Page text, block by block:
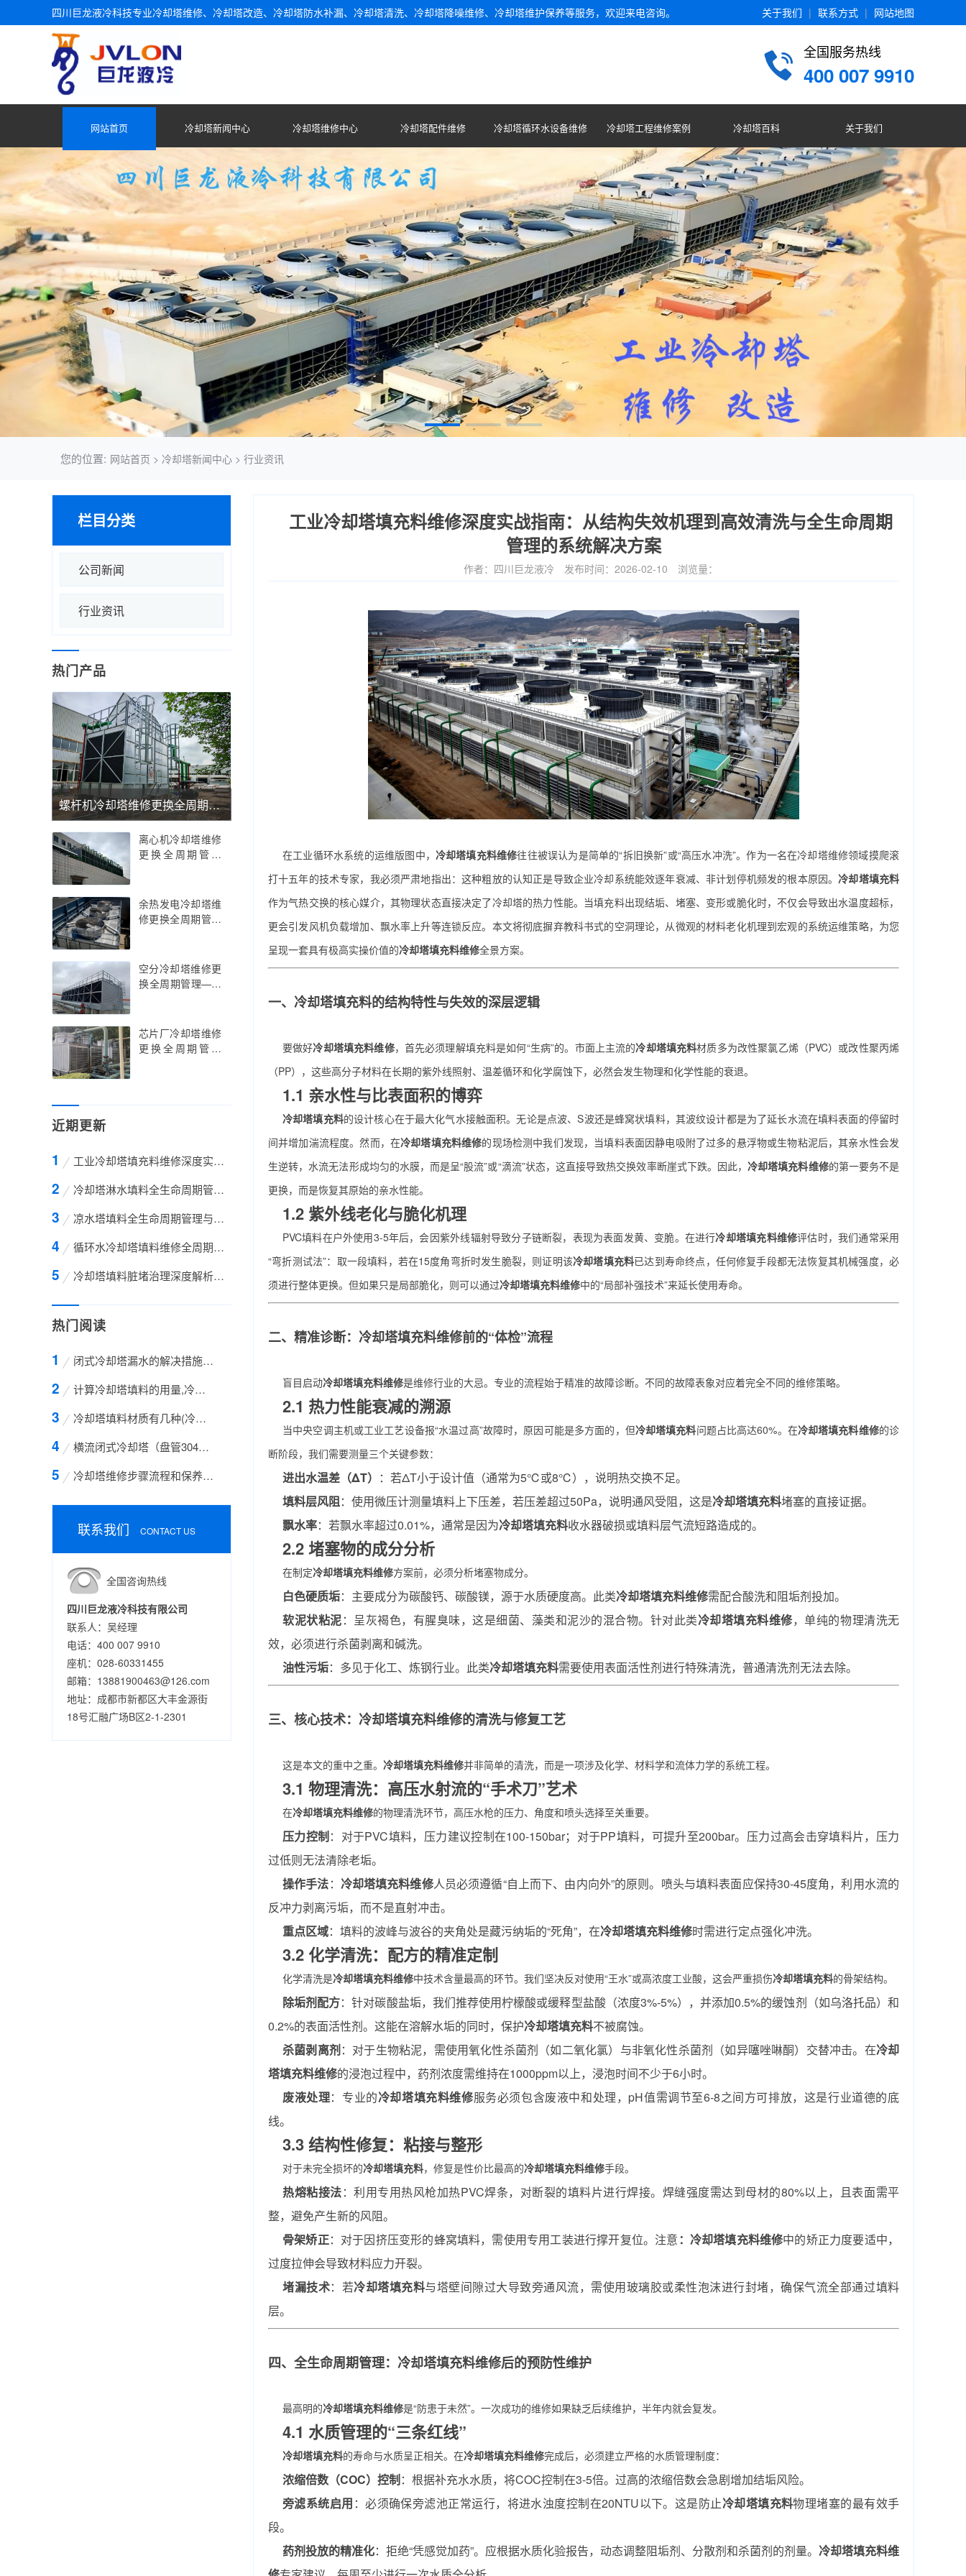
关于我们 | 联系方式 | 网站地图
四川巨龙液冷科技专业冷却塔维修、冷却塔改造、冷却塔防水补漏、冷却塔清洗、冷却塔降噪维修、冷却塔维护保养等服务，欢迎来电咨询。
全国服务热线
400 007 9910
网站首页 冷却塔新闻中心 冷却塔维修中心 冷却塔配件维修 冷却塔循环水设备维修 冷却塔工程维修案例 冷却塔百科 关于我们
您的位置: 网站首页 > 冷却塔新闻中心 > 行业资讯
栏目分类
公司新闻
行业资讯
热门产品
螺杆机冷却塔维修更换全周期管理——螺杆机冷却塔维修更换的精密温控与抗振优化实践指南，螺杆机冷却塔维修更换的行业痛点解析与智能运维策略
离心机冷却塔维修
更换全周期管理
新与精密部件适配
指南，离心机冷却
余热发电冷却塔维
修更换全周期管理
创新与节能策略实
践指南，余热发电
空分冷却塔维修更
换全周期管理——
能升级实践指南，
空分冷却塔维修更
芯片厂冷却塔维修
更换全周期管理
配指南，芯片厂冷
策略
近期更新
工业冷却塔填充料维修深度实战指南：从结构失效
冷却塔淋水填料全生命周期管理与效能提升深度
凉水塔填料全生命周期管理与效能提升深度解析：
循环水冷却塔填料维修全周期管理实战指南：揭秘
冷却塔填料脏堵治理深度解析：揭秘 灰尘树叶堆
热门阅读
闭式冷却塔漏水的解决措施方案
计算冷却塔填料的用量,冷却塔填料的计算方法
冷却塔填料材质有几种(冷却塔填料哪种材质好)
横流闭式冷却塔（盘管304不锈钢）
冷却塔维修步骤流程和保养的方法有哪些
联系我们 CONTACT US
全国咨询热线
四川巨龙液冷科技有限公司
联系人：吴经理
电话：400 007 9910
座机：028-60331455
邮箱：13881900463@126.com
地址：成都市新都区大丰金源街
18号汇融广场B区2-1-2301
工业冷却塔填充料维修深度实战指南：从结构失效机理到高效清洗与全生命周期
管理的系统解决方案
作者：四川巨龙液冷 发布时间：2026-02-10 浏览量：
在工业循环水系统的运维版图中， 冷却塔填充料维修往往被误认为是简单的“拆旧换新”或“高压水冲洗”。作为一名在冷却塔维修领域摸爬滚
打十五年的技术专家，我必须严肃地指出：这种粗放的认知正是导致企业冷却系统能效逐年衰减、非计划停机频发的根本原因。冷却塔填充料
作为气热交换的核心媒介，其物理状态直接决定了冷却塔的热力性能。当填充料出现结垢、堵塞、变形或脆化时，不仅会导致出水温度超标，
更会引发风机负载增加、飘水率上升等连锁反应。本文将彻底摒弃教科书式的空洞理论，从微观的材料老化机理到宏观的系统运维策略，为您
呈现一套具有极高实操价值的冷却塔填充料维修全景方案。
一、 冷却塔填充料的结构特性与失效的深层逻辑
要做好冷却塔填充料维修，首先必须理解填充料是如何“生病”的。市面上主流的冷却塔填充料材质多为改性聚氯乙烯（PVC）或改性聚丙烯
（PP），这些高分子材料在长期的紫外线照射、温差循环和化学腐蚀下，必然会发生物理和化学性能的衰退。
1.1 亲水性与比表面积的博弈
冷却塔填充料的设计核心在于最大化气水接触面积。无论是点波、S波还是蜂窝状填料，其波纹设计都是为了延长水流在填料表面的停留时
间并增加湍流程度。然而，在冷却塔填充料维修的现场检测中我们发现，当填料表面因静电吸附了过多的悬浮物或生物粘泥后，其亲水性会发
生逆转，水流无法形成均匀的水膜，而是呈“股流”或“滴流”状态，这直接导致热交换效率断崖式下跌。因此，冷却塔填充料维修的第一要务不是
更换，而是恢复其原始的亲水性能。
1.2 紫外线老化与脆化机理
PVC填料在户外使用3-5年后，会因紫外线辐射导致分子链断裂，表现为表面发黄、变脆。在进行冷却塔填充料维修评估时，我们通常采用
“弯折测试法”：取一段填料，若在15度角弯折时发生脆裂，则证明该冷却塔填充料已达到寿命终点，任何修复手段都无法恢复其机械强度，必
须进行整体更换。但如果只是局部脆化，则可以通过冷却塔填充料维修中的“局部补强技术”来延长使用寿命。
二、精准诊断： 冷却塔填充料维修前的“体检”流程
盲目启动冷却塔填充料维修是维修行业的大忌。专业的流程始于精准的故障诊断。不同的故障表象对应着完全不同的维修策略。
2.1 热力性能衰减的溯源
当中央空调主机或工业工艺设备报“水温过高”故障时，原因可能是多方面的，但冷却塔填充料问题占比高达60%。在冷却塔填充料维修的诊
断阶段，我们需要测量三个关键参数：
进出水温差（ΔT） ：若ΔT小于设计值（通常为5℃或8℃），说明热交换不足。
填料层风阻：使用微压计测量填料上下压差，若压差超过50Pa，说明通风受阻，这是冷却塔填充料堵塞的直接证据。
飘水率：若飘水率超过0.01%，通常是因为冷却塔填充料收水器破损或填料层气流短路造成的。
2.2 堵塞物的成分分析
在制定冷却塔填充料维修方案前，必须分析堵塞物成分。
白色硬质垢：主要成分为碳酸钙、碳酸镁，源于水质硬度高。此类冷却塔填充料维修需配合酸洗和阻垢剂投加。
软泥状粘泥：呈灰褐色，有腥臭味，这是细菌、藻类和泥沙的混合物。针对此类冷却塔填充料维修，单纯的物理清洗无
效，必须进行杀菌剥离和碱洗。
油性污垢：多见于化工、炼钢行业。此类冷却塔填充料需要使用表面活性剂进行特殊清洗，普通清洗剂无法去除。
三、核心技术： 冷却塔填充料维修的清洗与修复工艺
这是本文的重中之重。 冷却塔填充料维修并非简单的清洗，而是一项涉及化学、材料学和流体力学的系统工程。
3.1 物理清洗：高压水射流的“手术刀”艺术
在冷却塔填充料维修的物理清洗环节，高压水枪的压力、角度和喷头选择至关重要。
压力控制：对于PVC填料，压力建议控制在100-150bar；对于PP填料，可提升至200bar。压力过高会击穿填料片，压力
过低则无法清除老垢。
操作手法： 冷却塔填充料维修人员必须遵循“自上而下、由内向外”的原则。喷头与填料表面应保持30-45度角，利用水流的
反冲力剥离污垢，而不是直射冲击。
重点区域：填料的波峰与波谷的夹角处是藏污纳垢的“死角”，在冷却塔填充料维修时需进行定点强化冲洗。
3.2 化学清洗：配方的精准定制
化学清洗是冷却塔填充料维修中技术含量最高的环节。我们坚决反对使用“王水”或高浓度工业酸，这会严重损伤冷却塔填充料的骨架结构。
除垢剂配方：针对碳酸盐垢，我们推荐使用柠檬酸或缓释型盐酸（浓度3%-5%），并添加0.5%的缓蚀剂（如乌洛托品）和
0.2%的表面活性剂。这能在溶解水垢的同时，保护冷却塔填充料不被腐蚀。
杀菌剥离剂：对于生物粘泥，需使用氧化性杀菌剂（如二氧化氯）与非氧化性杀菌剂（如异噻唑啉酮）交替冲击。在冷却
塔填充料维修的浸泡过程中，药剂浓度需维持在1000ppm以上，浸泡时间不少于6小时。
废液处理：专业的冷却塔填充料维修服务必须包含废液中和处理，pH值需调节至6-8之间方可排放，这是行业道德的底
线。
3.3 结构性修复：粘接与整形
对于未完全损坏的冷却塔填充料，修复是性价比最高的冷却塔填充料维修手段。
热熔粘接法：利用专用热风枪加热PVC焊条，对断裂的填料片进行焊接。焊缝强度需达到母材的80%以上，且表面需平
整，避免产生新的风阻。
骨架矫正：对于因挤压变形的蜂窝填料，需使用专用工装进行撑开复位。注意 ：冷却塔填充料维修中的矫正力度要适中，
过度拉伸会导致材料应力开裂。
堵漏技术：若冷却塔填充料与塔壁间隙过大导致旁通风流，需使用玻璃胶或柔性泡沫进行封堵，确保气流全部通过填料
层。
四、全生命周期管理：冷却塔填充料维修后的预防性维护
最高明的冷却塔填充料维修是“防患于未然”。一次成功的维修如果缺乏后续维护，半年内就会复发。
4.1 水质管理的“三条红线”
冷却塔填充料的寿命与水质呈正相关。在冷却塔填充料维修完成后，必须建立严格的水质管理制度：
浓缩倍数（COC）控制：根据补充水水质，将COC控制在3-5倍。过高的浓缩倍数会急剧增加结垢风险。
旁滤系统启用 ：必须确保旁滤池正常运行，将进水浊度控制在20NTU以下。这是防止冷却塔填充料物理堵塞的最有效手
段。
药剂投放的精准化：拒绝“凭感觉加药”。应根据水质化验报告，动态调整阻垢剂、分散剂和杀菌剂的剂量。 冷却塔填充料维